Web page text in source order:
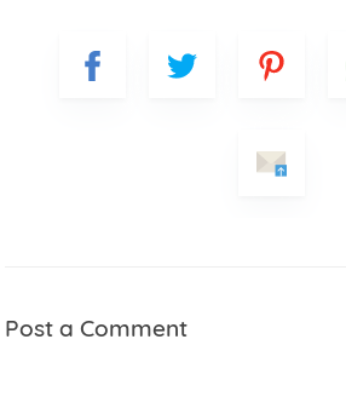
Post a Comment